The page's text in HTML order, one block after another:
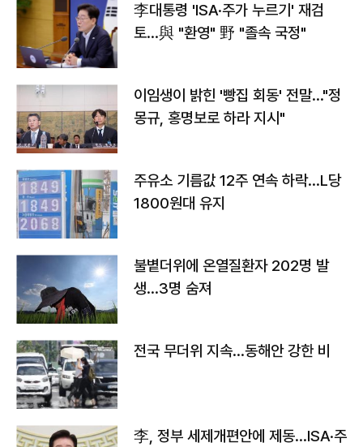
李대통령 'ISA·주가 누르기' 재검
토…與 "환영" 野 "졸속 국정"
이임생이 밝힌 '빵집 회동' 전말…"정
몽규, 홍명보로 하라 지시"
주유소 기름값 12주 연속 하락…L당
1800원대 유지
불볕더위에 온열질환자 202명 발
생…3명 숨져
전국 무더위 지속…동해안 강한 비
李, 정부 세제개편안에 제동…ISA·주